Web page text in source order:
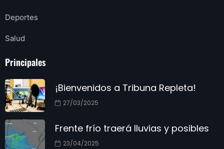
Deportes
Salud
Principales
¡Bienvenidos a Tribuna Repleta!
27/03/2025
Frente frío traerá lluvias y posibles
23/04/2025